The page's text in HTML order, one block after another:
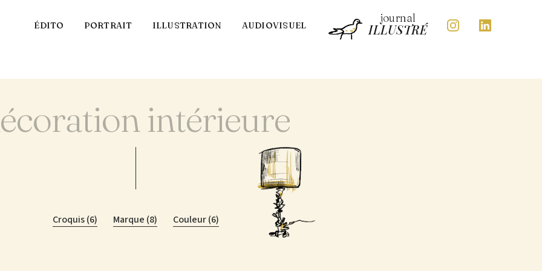
ÉDITO PORTRAIT ILLUSTRATION AUDIOVISUEL
journal
ILLUSTRÉ
intérieure
Croquis (6) Marque (8) Couleur (6)